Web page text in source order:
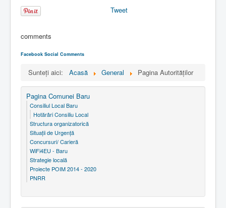
Tweet
comments
Facebook Social Comments
Sunteți aici: Acasă General Pagina Autorităţilor
Pagina Comunei Baru
Consiliul Local Baru
Hotărâri Consiliu Local
Structura organizatorică
Situaţii de Urgenţă
Concursuri/ Carieră
WiFi4EU - Baru
Strategie locală
Proiecte POIM 2014 - 2020
PNRR